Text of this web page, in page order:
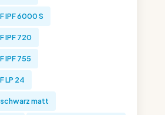
IPF 6000 S
IPF 720
IPF 755
LP 24
matt